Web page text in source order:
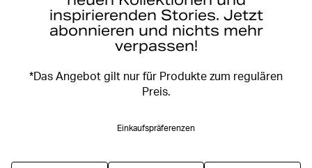
inspirierenden Stories. Jetzt
abonnieren und nichts mehr
verpassen!
*Das Angebot gilt nur für Produkte zum regulären
Preis.
Einkaufspräferenzen